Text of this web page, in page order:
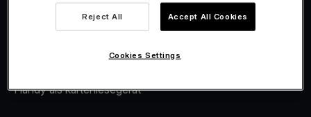
Merchant Advance
Handy als kartenlesegerät
Reject All Accept All Cookies
Cookies Settings